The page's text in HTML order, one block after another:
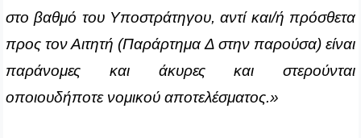
στο βαθμό του Υποστράτηγου, αντί και/ή πρόσθετα
προς τον Αιτητή (Παράρτημα Δ στην παρούσα) είναι
παράνομες και άκυρες και στερούνται
οποιουδήποτε νομικού αποτελέσματος.»